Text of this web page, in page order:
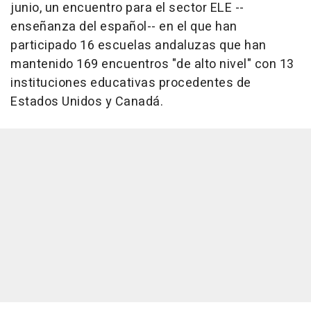
junio, un encuentro para el sector ELE --
enseñanza del español-- en el que han
participado 16 escuelas andaluzas que han
mantenido 169 encuentros "de alto nivel" con 13
instituciones educativas procedentes de
Estados Unidos y Canadá.